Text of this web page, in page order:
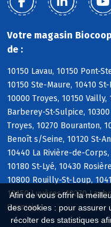
Afin de vous offrir la
des cookies : pour assurer
récolter des statistiques
Votre magasin
de :
10150 Lavau, 10150 Pont-
10150 Ste-Maure, 10410
10000 Troyes, 10150
Barberey-St-Sulpice,
Troyes, 10270 Bouranton,
Benoît s/Seine, 10120 St-
10440 La Rivière-de-
10180 St-Lyé, 10430
10800 Rouilly-St-Loup,
10150 Luyères, 10270
Germain